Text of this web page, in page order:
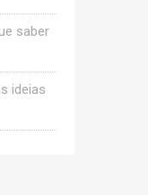
saber
ideias